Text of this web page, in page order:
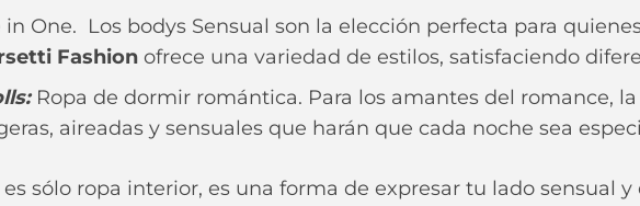
One. Los bodys Sensual son la elección perfecta para
Fashion ofrece una variedad de estilos, satisfaciendo
Ropa de dormir romántica. Para los amantes del romance,
aireadas y sensuales que harán que cada noche sea
es sólo ropa interior, es una forma de expresar tu lado sensual